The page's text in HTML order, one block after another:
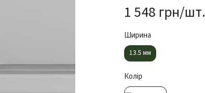
1 548 грн/шт.
Ширина
13.5 мм
Колір